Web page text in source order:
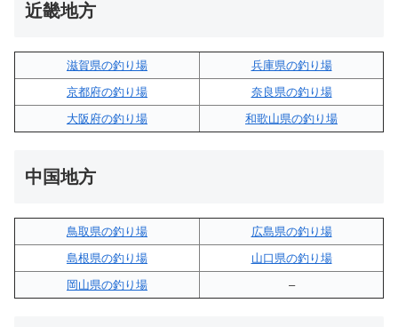
近畿地方
滋賀県の釣り場
兵庫県の釣り場
京都府の釣り場
奈良県の釣り場
大阪府の釣り場
和歌山県の釣り場
中国地方
鳥取県の釣り場
広島県の釣り場
島根県の釣り場
山口県の釣り場
岡山県の釣り場
–